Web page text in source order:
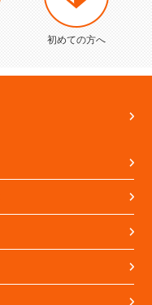
初めての方へ